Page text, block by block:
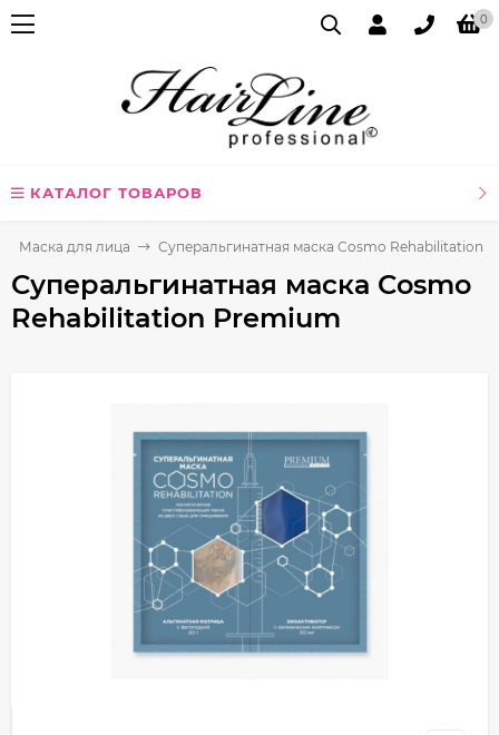
0
КАТАЛОГ ТОВАРОВ
Маска для лица Суперальгинатная маска Cosmo Rehabilitation
Суперальгинатная маска Cosmo
Rehabilitation Premium